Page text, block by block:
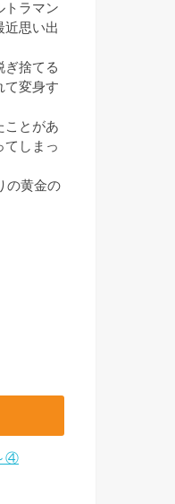
トラマン
近思い出
ぎ捨てる
て変身す
ことがあ
てしまっ
の黄金の
④